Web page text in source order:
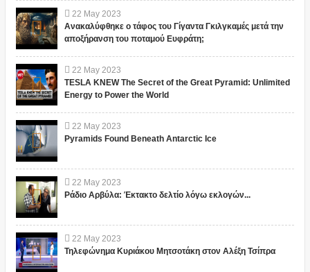
22 May 2023
Ανακαλύφθηκε ο τάφος του Γίγαντα Γκιλγκαμές μετά την
αποξήρανση του ποταμού Ευφράτη;
22 May 2023
TESLA KNEW The Secret of the Great Pyramid: Unlimited
Energy to Power the World
22 May 2023
Pyramids Found Beneath Antarctic Ice
22 May 2023
Ράδιο Αρβύλα: Έκτακτο δελτίο λόγω εκλογών...
22 May 2023
Τηλεφώνημα Κυριάκου Μητσοτάκη στον Αλέξη Τσίπρα